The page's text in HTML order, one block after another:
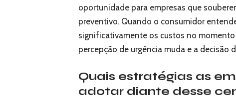
oportunidade para empresas que
preventivo. Quando o consumidor
significativamente os custos no
percepção de urgência muda e a decisão
Quais estratégias as
adotar diante desse